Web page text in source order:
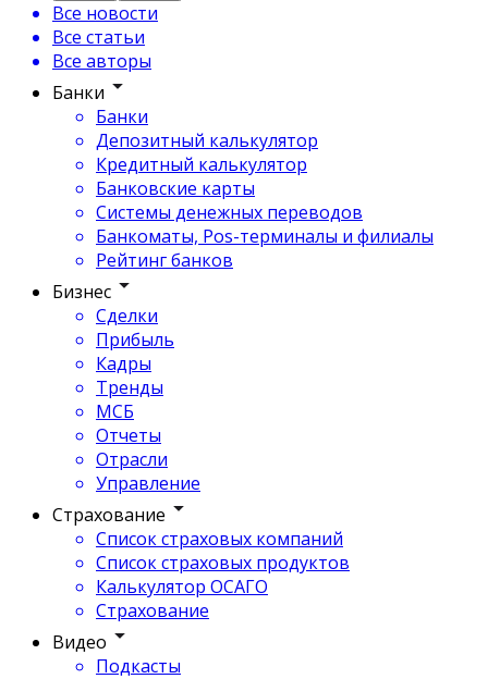
Все новости
Все статьи
Все авторы
Банки
Банки
Депозитный калькулятор
Кредитный калькулятор
Банковские карты
Системы денежных переводов
Банкоматы, Pos-терминалы и филиалы
Рейтинг банков
Бизнес
Сделки
Прибыль
Кадры
Тренды
МСБ
Отчеты
Отрасли
Управление
Страхование
Список страховых компаний
Список страховых продуктов
Калькулятор ОСАГО
Страхование
Видео
Подкасты